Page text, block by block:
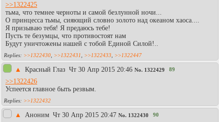
>>1322425
тьма, что темнее черноты и самой безлунной ночи...
О принцесса тьмы, сияющий словно золото над океаном хаоса....
Я призываю тебя! Я предаюсь тебе!
Пусть те безумцы, что противостоят нам
Будут уничтожены нашей с тобой Единой Силой!..
>>1322430 >>1322431 >>1322433 >>1322447
▲ Красный Глаз Чт 30 Апр 2015 20:46 No. 1322429 89
>>1322426
Успеется главное быть резвым.
>>1322432
▲ Аноним Чт 30 Апр 2015 20:47 No. 1322430 90